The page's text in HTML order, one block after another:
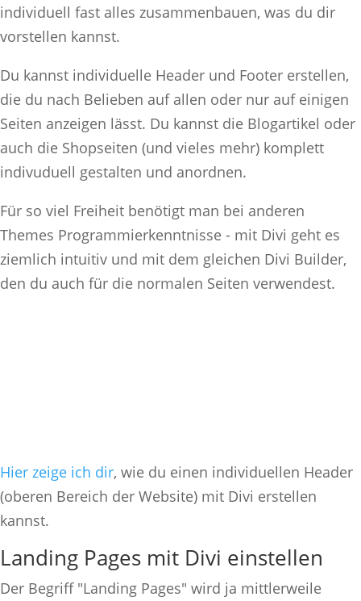
individuell fast alles zusammenbauen, was du dir
vorstellen kannst.
Du kannst individuelle Header und Footer erstellen,
die du nach Belieben auf allen oder nur auf einigen
Seiten anzeigen lässt. Du kannst die Blogartikel oder
auch die Shopseiten (und vieles mehr) komplett
indivuduell gestalten und anordnen.
Für so viel Freiheit benötigt man bei anderen
Themes Programmierkenntnisse - mit Divi geht es
ziemlich intuitiv und mit dem gleichen Divi Builder,
den du auch für die normalen Seiten verwendest.
Hier zeige ich dir, wie du einen individuellen Header
(oberen Bereich der Website) mit Divi erstellen
kannst.
Landing Pages mit Divi einstellen
Der Begriff "Landing Pages" wird ja mittlerweile